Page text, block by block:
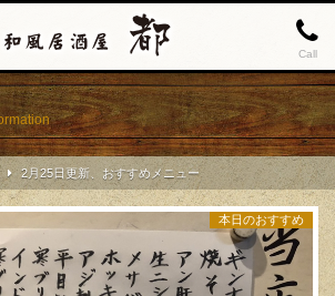
Call
2月25日更新、おすすめメニュー
本日のおすすめ